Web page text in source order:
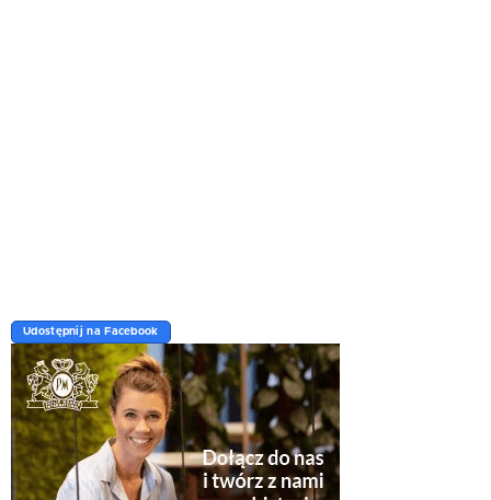
Udostępnij na Facebook